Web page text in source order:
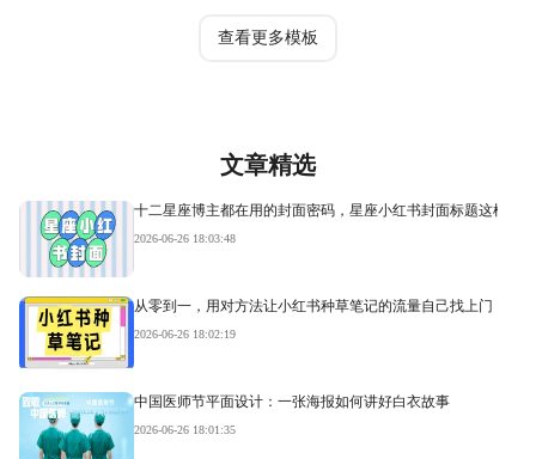
查看更多模板
文章精选
十二星座博主都在用的封面密码，星座小红书封面标题这样写
2026-06-26 18:03:48
从零到一，用对方法让小红书种草笔记的流量自己找上门
2026-06-26 18:02:19
中国医师节平面设计：一张海报如何讲好白衣故事
2026-06-26 18:01:35